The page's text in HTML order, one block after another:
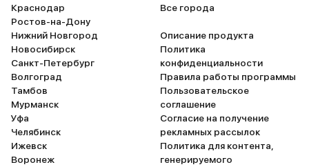
Краснодар
Ростов-на-Дону
Нижний Новгород
Новосибирск
Санкт-Петербург
Волгоград
Тамбов
Мурманск
Уфа
Челябинск
Ижевск
Воронеж
Все города
Описание продукта
Политика
конфиденциальности
Правила работы программы
Пользовательское
соглашение
Согласие на получение
рекламных рассылок
Политика для контента,
генерируемого